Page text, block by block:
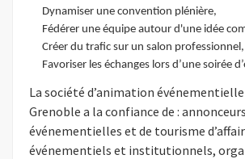
Dynamiser une convention plénière,
Fédérer une équipe autour d'une idée
Créer du trafic sur un salon professionnel,
Favoriser les échanges lors d’une soirée
La société d’animation
Grenoble a la confiance de :
événementielles et de tourisme
événementiels et institutionnels,